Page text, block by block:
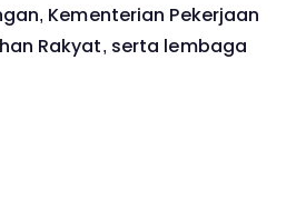
Kementerian Pekerjaan
Rakyat, serta lembaga